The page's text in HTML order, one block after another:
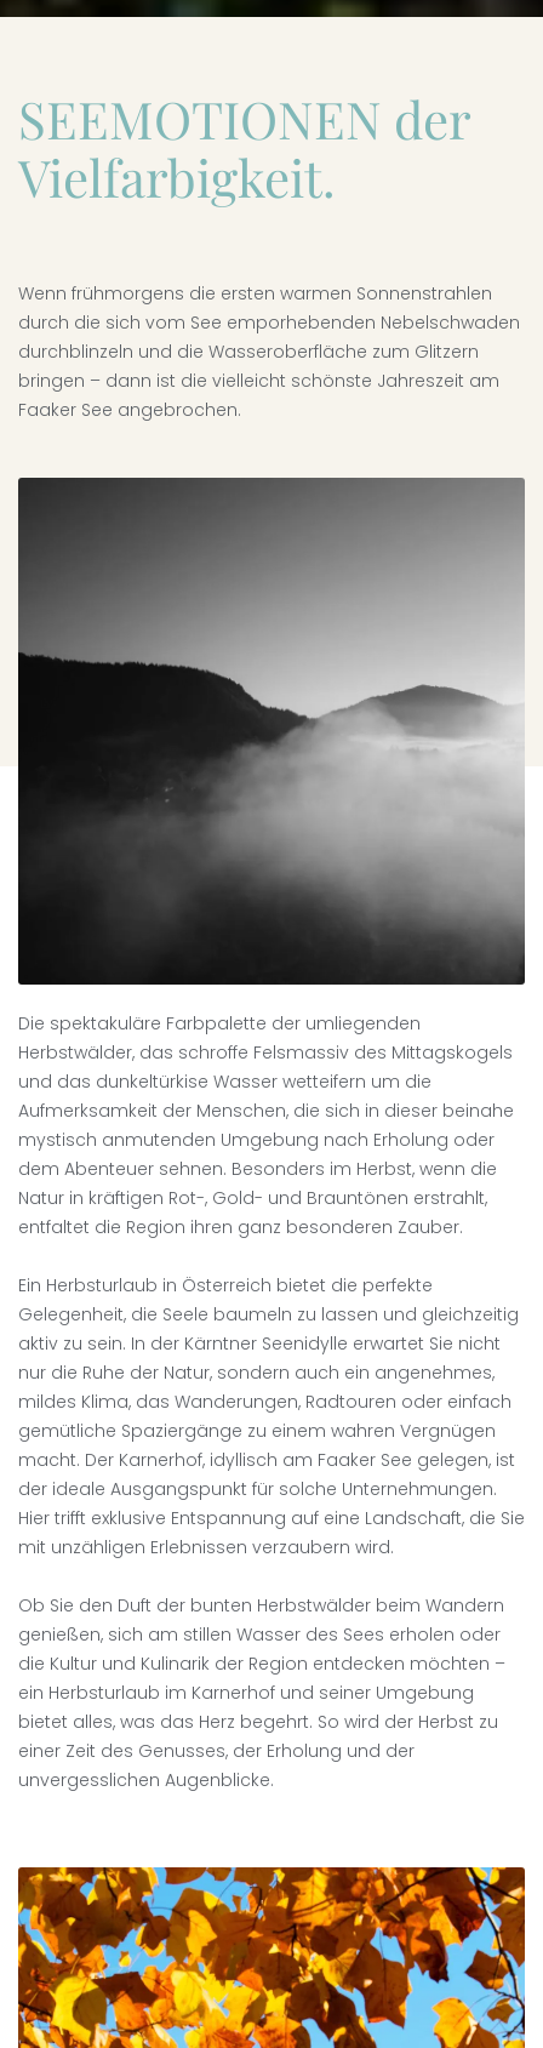
SEEMOTIONEN der
Vielfarbigkeit.
Wenn frühmorgens die ersten warmen Sonnenstrahlen
durch die sich vom See emporhebenden Nebelschwaden
durchblinzeln und die Wasseroberfläche zum Glitzern
bringen – dann ist die vielleicht schönste Jahreszeit am
Faaker See angebrochen.
Die spektakuläre Farbpalette der umliegenden
Herbstwälder, das schroffe Felsmassiv des Mittagskogels
und das dunkeltürkise Wasser wetteifern um die
Aufmerksamkeit der Menschen, die sich in dieser beinahe
mystisch anmutenden Umgebung nach Erholung oder
dem Abenteuer sehnen. Besonders im Herbst, wenn die
Natur in kräftigen Rot-, Gold- und Brauntönen erstrahlt,
entfaltet die Region ihren ganz besonderen Zauber.
Ein Herbsturlaub in Österreich bietet die perfekte
Gelegenheit, die Seele baumeln zu lassen und gleichzeitig
aktiv zu sein. In der Kärntner Seenidylle erwartet Sie nicht
nur die Ruhe der Natur, sondern auch ein angenehmes,
mildes Klima, das Wanderungen, Radtouren oder einfach
gemütliche Spaziergänge zu einem wahren Vergnügen
macht. Der Karnerhof, idyllisch am Faaker See gelegen, ist
der ideale Ausgangspunkt für solche Unternehmungen.
Hier trifft exklusive Entspannung auf eine Landschaft, die Sie
mit unzähligen Erlebnissen verzaubern wird.
Ob Sie den Duft der bunten Herbstwälder beim Wandern
genießen, sich am stillen Wasser des Sees erholen oder
die Kultur und Kulinarik der Region entdecken möchten –
ein Herbsturlaub im Karnerhof und seiner Umgebung
bietet alles, was das Herz begehrt. So wird der Herbst zu
einer Zeit des Genusses, der Erholung und der
unvergesslichen Augenblicke.